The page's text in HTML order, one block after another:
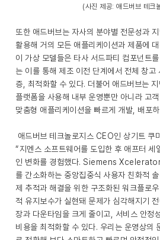
(사진 제공: 애드버브 테크
또한 애드버브는 자사의 분야별 전문성과
활용해 거의 모든 애플리케이션과 제품에
이 가상 모델들은 타사 서드파티 컴포넌트
는 이를 통해 제조 이전 단계에서 전체 창고
증, 최적화할 수 있다. 더불어 애드버브는
플랫폼을 사용해 내부 운영뿐만 아니라 고
맞춤형 애플리케이션을 빠르게 개발, 배포
애드버브 테크놀로지스 CEO인 상기트
“지멘스 소프트웨어를 도입한 후 애프터 세
인 변화를 경험했다. Siemens Xcelerator
를 간소화하는 중앙집중식 사용자 친화적
제 추적과 해결을 위한 구조화된 워크플로
적 유지보수가 실현돼 문제가 심각해지기
장과 다운타임을 크게 줄이고, 서비스 안정
비용을 최적화할 수 있다. 우리는 운영상의